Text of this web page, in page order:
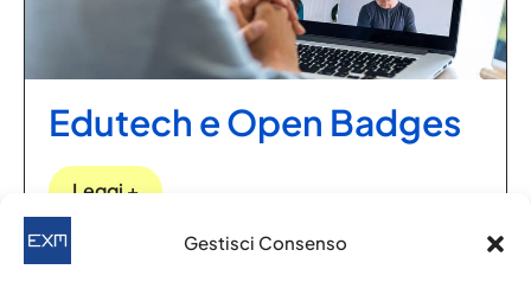
Gestisci Consenso
Edutech e Open Badges
Leggi +